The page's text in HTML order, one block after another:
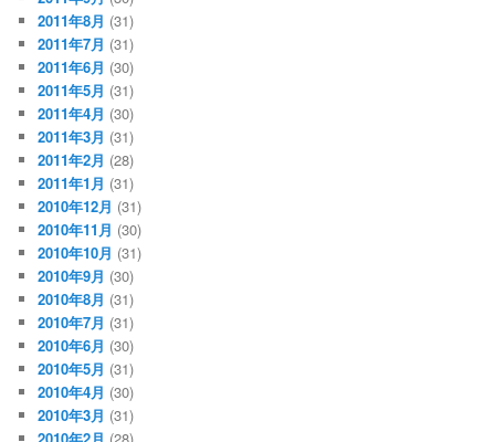
2011年8月 (31)
2011年7月 (31)
2011年6月 (30)
2011年5月 (31)
2011年4月 (30)
2011年3月 (31)
2011年2月 (28)
2011年1月 (31)
2010年12月 (31)
2010年11月 (30)
2010年10月 (31)
2010年9月 (30)
2010年8月 (31)
2010年7月 (31)
2010年6月 (30)
2010年5月 (31)
2010年4月 (30)
2010年3月 (31)